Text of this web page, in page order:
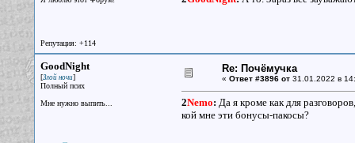
Репутация: +114
GoodNight
[Злой ночи]
Полный псих
Мне нужно выпить...
Re: Почёмучка
« Ответ #3896 от31.01.2022 в
2Nemo: Да я кроме как для
кой мне эти бонусы-пакосы?